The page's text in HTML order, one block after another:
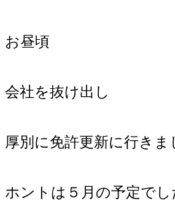
お昼頃
会社を抜け出し
厚別に免許更新に行きま
ホントは５月の予定で